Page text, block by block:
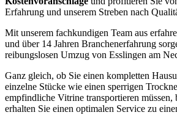
Erfahrung und unserem Streben nach
Mit unserem fachkundigen Team aus
und über 14 Jahren Branchenerfahrung
reibungslosen Umzug von Esslingen am
Ganz gleich, ob Sie einen kompletten
einzelne Stücke wie einen sperrigen
empfindliche Vitrine transportieren müssen,
erhalten Sie einen optimalen Service zu